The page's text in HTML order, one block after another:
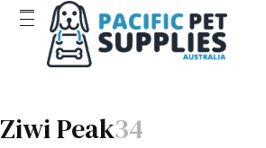
Ziwi Peak34